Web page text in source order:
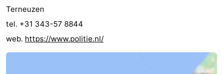
Terneuzen
tel. +31 343-57 8844
web. https://www.politie.nl/